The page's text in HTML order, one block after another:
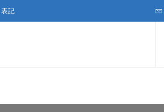
記